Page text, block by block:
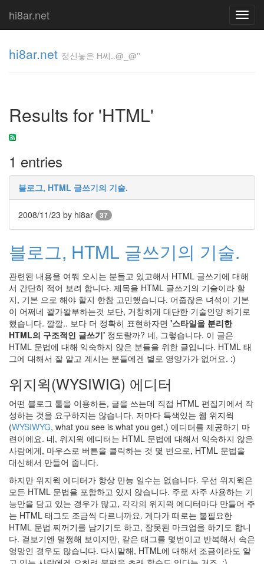
hi8ar.net
hi8ar.net 정신놓은 H씨..@_@''
Results for 'HTML'
1 entries
블로그, HTML 글쓰기의 기술.
2008/11/23 by hi8ar 37
블로그, HTML 글쓰기의 기술.
관련된 내용을 여쭤 오시는 분들고 있고해서 HTML 글쓰기에 대해
서 간단히 적어 보려 합니다. 제목을 HTML 글쓰기의 기술이라 할
지, 기본 으로 해야 할지 한참 고민했습니다. 어줍잖은 녀석이 기본
이 어쩌네 왈가왈부하는것 보단, 거창하게 대단한 기술인양 하기로
했습니다. 깔깔.. 보다 더 정확히 표현하자면 '스타일을 분리한
HTML의 구조적인 글쓰기' 정도랄까? 네, 그렇습니다. 이 글은
HTML 문법에 대해 익숙하지 않은 분들을 위한 글입니다. HTML 태
그에 대해서 잘 알고 계시는 분들에겐 별로 영양가가 없어요. :)
위지윅(WYSIWIG) 에디터
어떤 블로그 툴을 이용하든, 글을 쓰는데 직접 HTML 편집기에서 작
성하는 것을 요구하지는 않습니다. 저마다 특색있는 웹 위지윅
(WYSIWYG, what you see is what you get,) 에디터를 제공하기 마
련이에요. 네, 위지윅 에디터는 HTML 문법에 대해서 익숙하지 않은
사람에게, 마우스로 버튼을 클릭하는 것 몇 번으로, HTML 문법을
대신해서 만들어 줍니다.
하지만 위지윅 에디터가 항상 만능 일수는 없습니다. 우선 위지윅은
모든 HTML 문법을 포함하고 있지 않습니다. 주로 자주 사용하는 기
능만을 담고 있는 경우가 많고, 각각의 위지윅 에디터마다 만들어 주
는 HTML 태그도 조금씩 다르니까요. 게다가 때로는 불필요한
HTML 문법 찌꺼기를 남기기도 하고, 잘못된 마크업을 하기도 합니
다. 겉보기엔 멀쩡해 보이지만, 같은 태그를 몇번이고 반복해서 속은
엉망인 경우도 많습니다. 다시말해, HTML에 대해서 조금이라도 알
씨..@_@''
Tag
Cloud
Link
Sage
메
릴
스
트
OpenSearch
아
프
니
탄
Wilson
extension
Nika
정
천
Textcube
1.6.1
District
Mozilla
당